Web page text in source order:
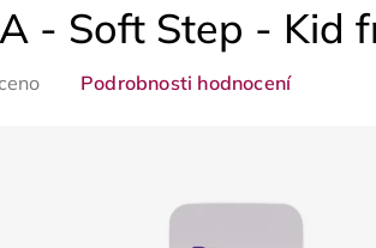
- Soft Step - Kid
Podrobnosti hodnocení